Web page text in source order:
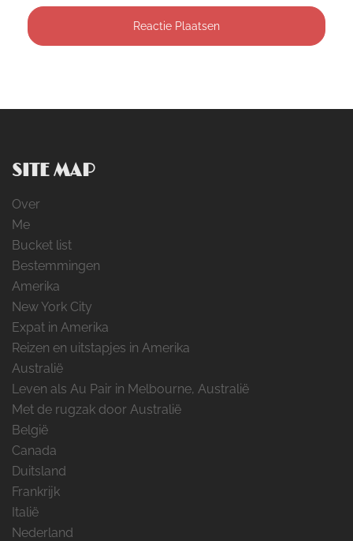
SITE MAP
Over
Me
Bucket list
Bestemmingen
Amerika
New York City
Expat in Amerika
Reizen en uitstapjes in Amerika
Australië
Leven als Au Pair in Melbourne, Australië
Met de rugzak door Australië
België
Canada
Duitsland
Frankrijk
Italië
Nederland